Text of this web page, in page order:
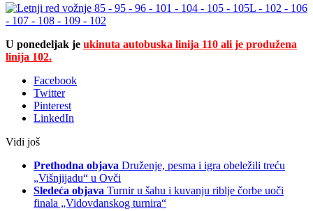
U ponedeljak je ukinuta autobuska linija 110 ali je produžena
linija 102.
Facebook
Twitter
Pinterest
LinkedIn
Vidi još
Prethodna objava Druženje, pesma i igra obeležili treću
„Višnjijadu“ u Ovči
Sledeća objava Turnir u šahu i kuvanju riblje čorbe uoči
finala „Vidovdanskog turnira“